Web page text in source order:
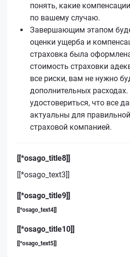
понять, какие
по вашему случаю.
Завершающим этапом
оценки ущерба и
страховка была
стоимость страховки
все риски, вам не нужно
дополнительных
удостовериться, что все
актуальны для
страховой компанией.
[[*osago_title8]]
[[*osago_text3]]
[[*osago_title9]]
[[*osago_text4]]
[[*osago_title10]]
[[*osago_text5]]